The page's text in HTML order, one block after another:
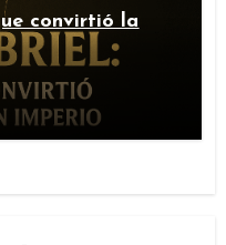
convirtió la